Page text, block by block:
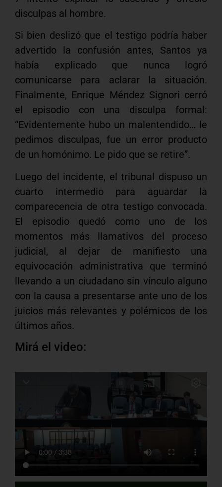
disculpas al hombre.
Si bien deslizó que el testigo podría haber
advertido la confusión antes, Santos ya
había explicado que nunca logró
comunicarse para aclarar la situación.
Finalmente, Enrique Méndez Signori cerró
el episodio con una disculpa formal:
“Evidentemente hubo un malentendido… le
pedimos disculpas, fue un error producto
de un homónimo. Le pido que se retire”.
Luego del incidente, el tribunal dispuso un
cuarto intermedio para aguardar la
comparecencia de otra testigo convocada.
El episodio quedó como uno de los
momentos más llamativos del proceso
judicial, al dejar de manifiesto una
equivocación administrativa que terminó
llevando a un ciudadano sin vínculo alguno
con la causa a presentarse ante uno de los
juicios más relevantes y polémicos de los
últimos años.
Mirá el video: